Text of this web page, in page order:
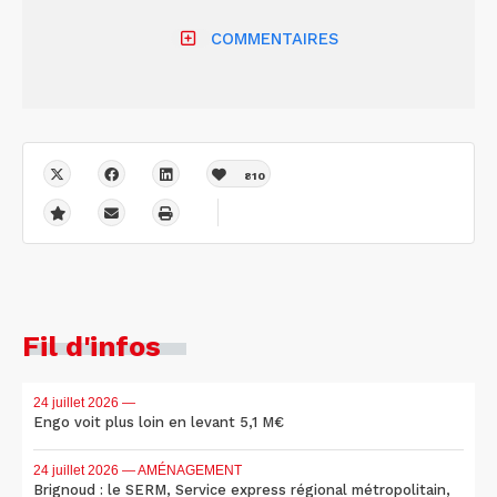
COMMENTAIRES
810
Fil d'infos
24 juillet 2026 —
Engo voit plus loin en levant 5,1 M€
24 juillet 2026 — AMÉNAGEMENT
Brignoud : le SERM, Service express régional métropolitain,